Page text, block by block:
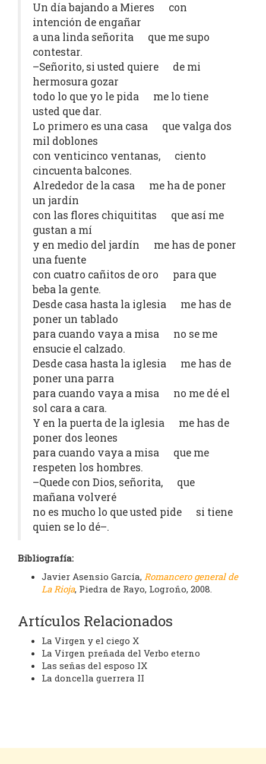
Un día bajando a Mieres con
intención de engañar
a una linda señorita que me supo
contestar.
–Señorito, si usted quiere de mi
hermosura gozar
todo lo que yo le pida me lo tiene
usted que dar.
Lo primero es una casa que valga dos
mil doblones
con venticinco ventanas, ciento
cincuenta balcones.
Alrededor de la casa me ha de poner
un jardín
con las flores chiquititas que así me
gustan a mí
y en medio del jardín me has de poner
una fuente
con cuatro cañitos de oro para que
beba la gente.
Desde casa hasta la iglesia me has de
poner un tablado
para cuando vaya a misa no se me
ensucie el calzado.
Desde casa hasta la iglesia me has de
poner una parra
para cuando vaya a misa no me dé el
sol cara a cara.
Y en la puerta de la iglesia me has de
poner dos leones
para cuando vaya a misa que me
respeten los hombres.
–Quede con Dios, señorita, que
mañana volveré
no es mucho lo que usted pide si tiene
quien se lo dé–.
Bibliografía:
Javier Asensio García, Romancero general de
La Rioja, Piedra de Rayo, Logroño, 2008.
Artículos Relacionados
La Virgen y el ciego X
La Virgen preñada del Verbo eterno
Las señas del esposo IX
La doncella guerrera II